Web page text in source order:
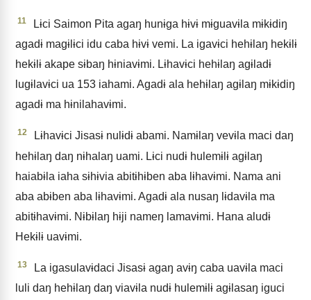
11
Lɨci Saimon Pita agaŋ hunɨga hɨvɨ mɨguavɨla mɨkɨdiŋ
agadɨ magɨlɨci idu caba hɨvɨ vemi. La igavɨci hehɨlaŋ hekɨlɨ
hekɨlɨ akape sɨbaŋ hɨniavɨmi. Lɨhavɨci hehɨlaŋ agɨladɨ
lugɨlavɨci ua 153 iahami. Agadɨ ala hehɨlaŋ agɨlaŋ mɨkɨdiŋ
agadɨ ma hɨnilahavɨmi.
12
Lɨhavɨci Jisasɨ nulɨdɨ abami. Namɨlaŋ vevɨla maci daŋ
hehɨlaŋ daŋ nɨhalaŋ uami. Lɨci nudɨ hulemɨlɨ agɨlaŋ
haiabɨla iaha sɨhɨvia abitɨhɨben aba lɨhavɨmi. Nama ani
aba abɨben aba lɨhavɨmi. Agadɨ ala nusaŋ lɨdavɨla ma
abitɨhavɨmi. Nɨbɨlaŋ hɨji nameŋ lamavɨmi. Hana aludɨ
Hekɨlɨ uavɨmi.
13
La igasulavɨdaci Jisasɨ agaŋ avɨŋ caba uavɨla maci
luli daŋ hehɨlaŋ daŋ viavɨla nudɨ hulemɨlɨ agɨlasaŋ iguci